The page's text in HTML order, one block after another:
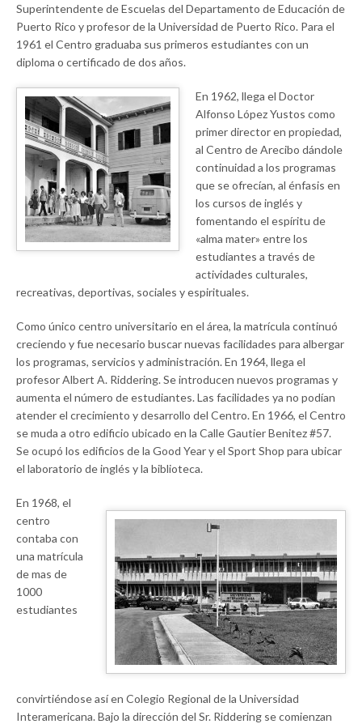
Superintendente de Escuelas del Departamento de Educación de
Puerto Rico y profesor de la Universidad de Puerto Rico. Para el
1961 el Centro graduaba sus primeros estudiantes con un
diploma o certificado de dos años.
En 1962, llega el Doctor
Alfonso López Yustos como
primer director en propiedad,
al Centro de Arecibo dándole
continuidad a los programas
que se ofrecían, al énfasis en
los cursos de inglés y
fomentando el espíritu de
«alma mater» entre los
estudiantes a través de
actividades culturales,
recreativas, deportivas, sociales y espirituales.
Como único centro universitario en el área, la matrícula continuó
creciendo y fue necesario buscar nuevas facilidades para albergar
los programas, servicios y administración. En 1964, llega el
profesor Albert A. Riddering. Se introducen nuevos programas y
aumenta el número de estudiantes. Las facilidades ya no podían
atender el crecimiento y desarrollo del Centro. En 1966, el Centro
se muda a otro edificio ubicado en la Calle Gautier Benitez #57.
Se ocupó los edificios de la Good Year y el Sport Shop para ubicar
el laboratorio de inglés y la biblioteca.
En 1968, el
centro
contaba con
una matrícula
de mas de
1000
estudiantes
convirtiéndose así en Colegio Regional de la Universidad
Interamericana. Bajo la dirección del Sr. Riddering se comienzan